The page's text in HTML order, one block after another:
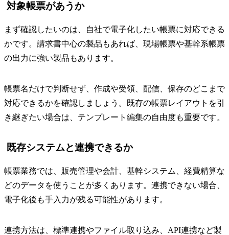
対象帳票があうか
まず確認したいのは、自社で電子化したい帳票に対応できる
かです。請求書中心の製品もあれば、現場帳票や基幹系帳票
の出力に強い製品もあります。
帳票名だけで判断せず、作成や受領、配信、保存のどこまで
対応できるかを確認しましょう。既存の帳票レイアウトを引
き継ぎたい場合は、テンプレート編集の自由度も重要です。
既存システムと連携できるか
帳票業務では、販売管理や会計、基幹システム、経費精算な
どのデータを使うことが多くあります。連携できない場合、
電子化後も手入力が残る可能性があります。
連携方法は、標準連携やファイル取り込み、API連携など製